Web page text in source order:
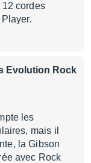
cordes
Evolution Rock
les
mais il
la Gibson
avec Rock